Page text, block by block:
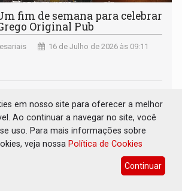
fim de semana para celebrar
Original Pub
16 de Julho de 2026 às 09:11
em nosso site para oferecer a melhor
Ao continuar a navegar no site, você
uso. Para mais informações sobre
veja nossa Política de Cookies
Continuar